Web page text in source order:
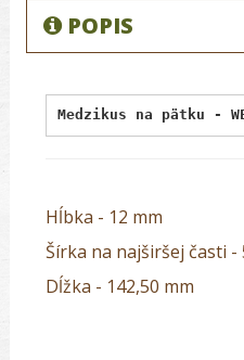
POPIS
Medzikus na pätku -
Hĺbka - 12 mm
Šírka na najširšej časti -
Dĺžka - 142,50 mm